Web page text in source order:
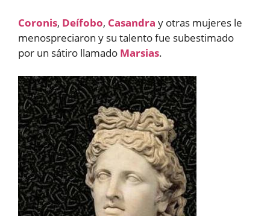
Coronis, Deífobo, Casandra y otras mujeres le
menospreciaron y su talento fue subestimado
por un sátiro llamado Marsias.